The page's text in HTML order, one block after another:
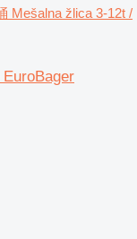
Mešalna žlica 3-12t /